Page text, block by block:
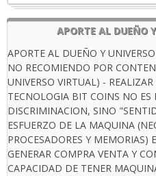
APORTE AL DUEÑO
APORTE AL DUEÑO Y
NO RECOMIENDO POR
UNIVERSO VIRTUAL) -
TECNOLOGIA BIT COINS NO ES
DISCRIMINACION, SINO
ESFUERZO DE LA MAQUINA
PROCESADORES Y MEMORIAS)
GENERAR COMPRA VENTA Y
CAPACIDAD DE TENER